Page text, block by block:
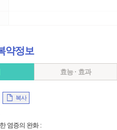
약정보
효능 · 효과
복사
염증의 완화 :